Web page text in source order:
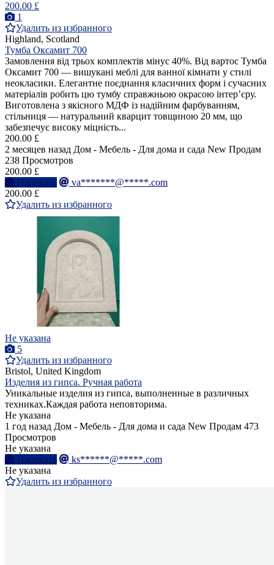
200.00 £
1
Удалить из избранного
Highland, Scotland
Тумба Оксамит 700
Замовлення від трьох комплектів мінус 40%. Від вартос Тумба
Оксамит 700 — вишукані меблі для ванної кімнати у стилі
неокласики. Елегантне поєднання класичних форм і сучасних
матеріалів робить цю тумбу справжньою окрасою інтер’єру.
Виготовлена з якісного МДФ із надійним фарбуванням,
стільниця — натуральний кварцит товщиною 20 мм, що
забезпечує високу міцність...
200.00 £
2 месяцев назад Дом - Мебель - Для дома и сада New Продам
238 Просмотров
200.00 £
Написать
va*******@*****.com
200.00 £
Удалить из избранного
Не указана
5
Удалить из избранного
Bristol, United Kingdom
Изделия из гипса. Ручная работа
Уникальные изделия из гипса, выполненные в различных
техниках.Каждая работа неповторима.
Не указана
1 год назад Дом - Мебель - Для дома и сада New Продам 473
Просмотров
Не указана
Написать
ks******@*****.com
Не указана
Удалить из избранного